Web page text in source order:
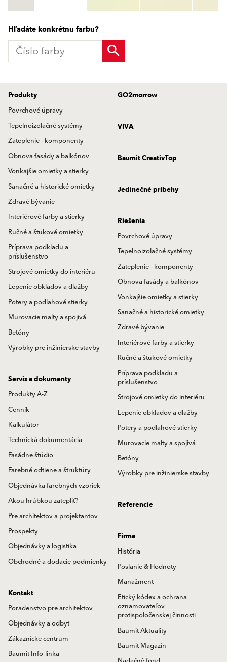
Zistiť viac
Hľadáte konkrétnu farbu?
Produkty
Povrchové úpravy
Tepelnoizolačné systémy
Zateplenie - komponenty
Obnova fasády a balkónov
Vonkajšie omietky a stierky
Sanačné a historické omietky
Zdravé bývanie
Interiérové farby a stierky
Ručné a štukové omietky
Príprava podkladu a
príslušenstvo
Strojové omietky do interiéru
Lepenie obkladov a dlažby
Potery a podlahové stierky
Murovacie malty a spojivá
Betóny
Výrobky pre inžinierske stavby
GO2morrow
VIVA
Baumit CreativTop
Jedinečné príbehy
Riešenia
Povrchové úpravy
Tepelnoizolačné systémy
Zateplenie - komponenty
Obnova fasády a balkónov
Vonkajšie omietky a stierky
Sanačné a historické omietky
Zdravé bývanie
Interiérové farby a stierky
Ručné a štukové omietky
Príprava podkladu a
príslušenstvo
Strojové omietky do interiéru
Lepenie obkladov a dlažby
Potery a podlahové stierky
Murovacie malty a spojivá
Betóny
Výrobky pre inžinierske stavby
Servis a dokumenty
Produkty A-Z
Cenník
Kalkulátor
Technická dokumentácia
Fasádne štúdio
Farebné odtiene a štruktúry
Objednávka farebných vzoriek
Akou hrúbkou zatepliť?
Pre architektov a projektantov
Prospekty
Objednávky a logistika
Obchodné a dodacie podmienky
Referencie
Firma
História
Poslanie & Hodnoty
Manažment
Etický kódex a ochrana
oznamovateľov
protispoločenskej činnosti
Baumit Aktuality
Baumit Magazín
Kontakt
Poradenstvo pre architektov
Objednávky a odbyt
Zákaznícke centrum
Baumit Info-linka